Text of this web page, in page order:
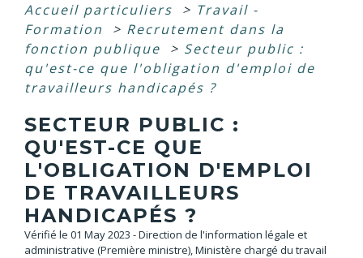
Accueil particuliers > Travail -
Formation
> Recrutement dans la
fonction publique
> Secteur public :
qu'est-ce que l'obligation d'emploi de
travailleurs handicapés ?
SECTEUR PUBLIC :
QU'EST-CE QUE
L'OBLIGATION D'EMPLOI
DE TRAVAILLEURS
HANDICAPÉS ?
Vérifié le 01 May 2023 - Direction de l'information légale et
administrative (Première ministre), Ministère chargé du travail